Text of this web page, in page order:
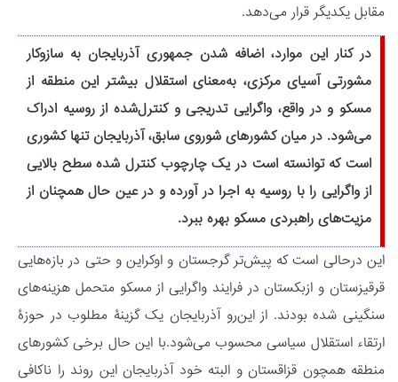
مقابل یکدیگر قرار می‌دهد.
در کنار این موارد، اضافه شدن جمهوری آذربایجان به سازوکار
مشورتی آسیای مرکزی، به‌معنای استقلال بیشتر این منطقه از
مسکو و در واقع، واگرایی تدریجی و کنترل‌شده از روسیه ادراک
می‌شود. در میان کشورهای شوروی سابق، آذربایجان تنها کشوری
است که توانسته است در یک چارچوب کنترل شده سطح بالایی
از واگرایی را با روسیه به اجرا در آورده و در عین حال همچنان از
مزیت‌های راهبردی مسکو بهره ببرد.
این درحالی است که پیش‌تر گرجستان و اوکراین و حتی در بازه‌هایی
قرقیزستان و ازبکستان در فرایند واگرایی از مسکو متحمل هزینه‌های
سنگینی شده بودند. از این‌رو آذربایجان یک گزینۀ مطلوب در حوزۀ
ارتقاء استقلال سیاسی محسوب می‌شود.با این حال برخی کشورهای
منطقه همچون قزاقستان و البته خود آذربایجان این روند را ناکافی